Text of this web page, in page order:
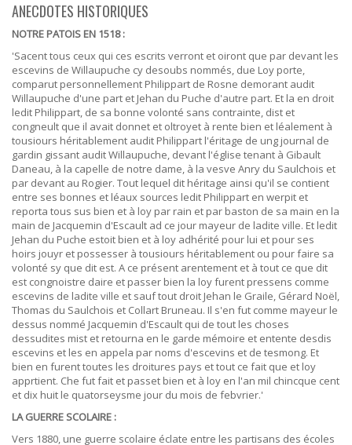
ANECDOTES HISTORIQUES
NOTRE PATOIS EN 1518 :
'Sacent tous ceux qui ces escrits verront et oiront que par devant les
escevins de Willaupuche cy desoubs nommés, due Loy porte,
comparut personnellement Philippart de Rosne demorant audit
Willaupuche d'une part et Jehan du Puche d'autre part. Et la en droit
ledit Philippart, de sa bonne volonté sans contrainte, dist et
congneult que il avait donnet et oltroyet à rente bien et léalement à
tousiours héritablement audit Philippart l'éritage de ung journal de
gardin gissant audit Willaupuche, devant l'église tenant à Gibault
Daneau, à la capelle de notre dame, à la vesve Anry du Saulchois et
par devant au Rogier. Tout lequel dit héritage ainsi qu'il se contient
entre ses bonnes et léaux sources ledit Philippart en werpit et
reporta tous sus bien et à loy par rain et par baston de sa main en la
main de Jacquemin d'Escault ad ce jour mayeur de ladite ville. Et ledit
Jehan du Puche estoit bien et à loy adhérité pour lui et pour ses
hoirs jouyr et possesser à tousiours héritablement ou pour faire sa
volonté sy que dit est. A ce présent arentement et à tout ce que dit
est congnoistre daire et passer bien la loy furent pressens comme
escevins de ladite ville et sauf tout droit Jehan le Graile, Gérard Noël,
Thomas du Saulchois et Collart Bruneau. Il s'en fut comme mayeur le
dessus nommé Jacquemin d'Escault qui de tout les choses
dessudites mist et retourna en le garde mémoire et entente desdis
escevins et les en appela par noms d'escevins et de tesmong. Et
bien en furent toutes les droitures pays et tout ce fait que et loy
apprtient. Che fut fait et passet bien et à loy en l'an mil chincque cent
et dix huit le quatorseysme jour du mois de febvrier.'
LA GUERRE SCOLAIRE :
Vers 1880, une guerre scolaire éclate entre les partisans des écoles